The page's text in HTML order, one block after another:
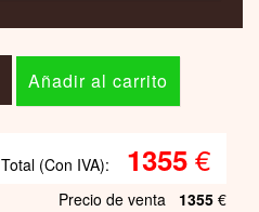
Total (Con IVA): 1355€
Precio de venta 1355 €